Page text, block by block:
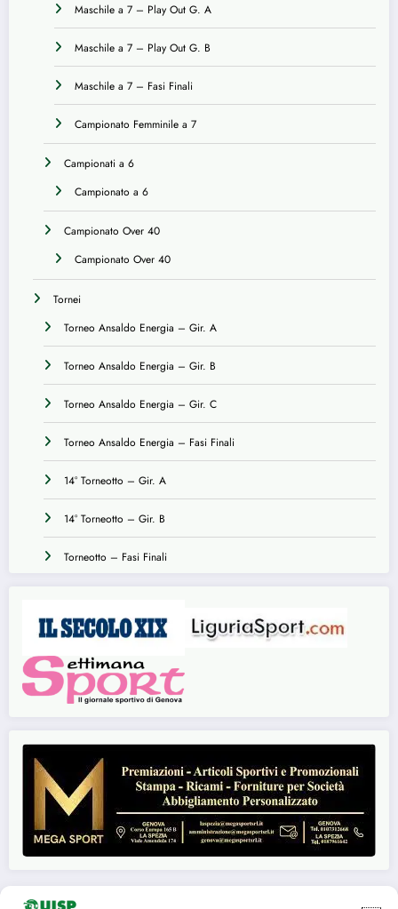
Maschile a 7 – Play Out G. A
Maschile a 7 – Play Out G. B
Maschile a 7 – Fasi Finali
Campionato Femminile a 7
Campionati a 6
Campionato a 6
Campionato Over 40
Campionato Over 40
Tornei
Torneo Ansaldo Energia – Gir. A
Torneo Ansaldo Energia – Gir. B
Torneo Ansaldo Energia – Gir. C
Torneo Ansaldo Energia – Fasi Finali
14° Torneotto – Gir. A
14° Torneotto – Gir. B
Torneotto – Fasi Finali